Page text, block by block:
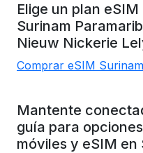
Elige un plan
Surinam
Nieuw Nickerie
Comprar eSIM Surinam
Mantente
guía para
móviles y eSIM en